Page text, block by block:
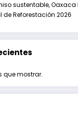
sustentable, Oaxaca
Reforestación 2026
que mostrar.